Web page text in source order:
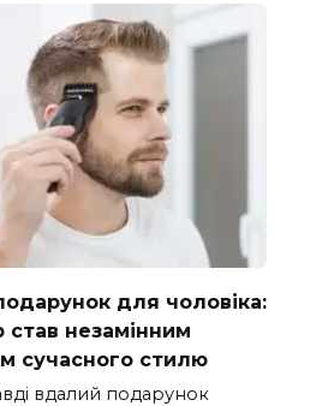
для чоловіка:
незамінним
сучасного стилю
вдалий подарунок